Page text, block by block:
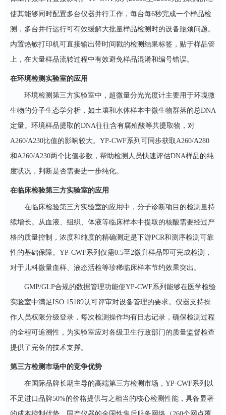
使其能够同时配置多台仪器并行工作，每台每6秒完成一个样品检
测，多台并行运行可有效缓解大批量样品检测时的设备瓶颈问题。
内置热敏打印机可直接输出带时间戳的检测结果标签，贴于样品管
上，在大量样品流转过程中有效避免样品混淆和编号错误。
在环境检测实验室的应用
环境检测第三方实验室中，超微量分光光度计主要用于环境微
生物的分子生态学分析，如土壤和水体样本中微生物群落的总DNA
定量。环境样品提取的DNA往往含有腐殖酸等共提取物，对
A260/A230比值的影响较大。YP-CWF系列可同步获取A260/A280
和A260/A230两个比值参数，帮助检测人员快速评估DNA样品的纯
度状况，判断是否需要进一步纯化。
在临床检验第三方实验室的应用
在临床检验第三方实验室的应用中，分子诊断项目的检测量持
续增长。从血液、组织、体液等临床样本中提取的核酸需要经过严
格的质量控制，浓度和纯度的精确测定是下游PCR和测序检测可靠
性的基础保障。YP-CWF系列仅需0.5至2微升样品即可完成检测，
对于儿科微量血样、液态活检等珍稀临床样本节约效果突出。
GMP/GLP合规的数据管理功能使YP-CWF系列能够在医学检验
实验室中满足ISO 15189认可评审对设备管理的要求。仪器支持操
作人员权限分级登录，每次检测操作均有日志记录，确保检测过程
的全程可追溯性，为实验室应对各级卫生行政部门的质量监督检查
提供了完备的技术支撑。
第三方检测市场中的竞争优势
在国际品牌长期主导的高端第三方检测市场， YP-CWF系列以
不足进口品牌50%的价格提供与之相当的核心检测性能，具备显著